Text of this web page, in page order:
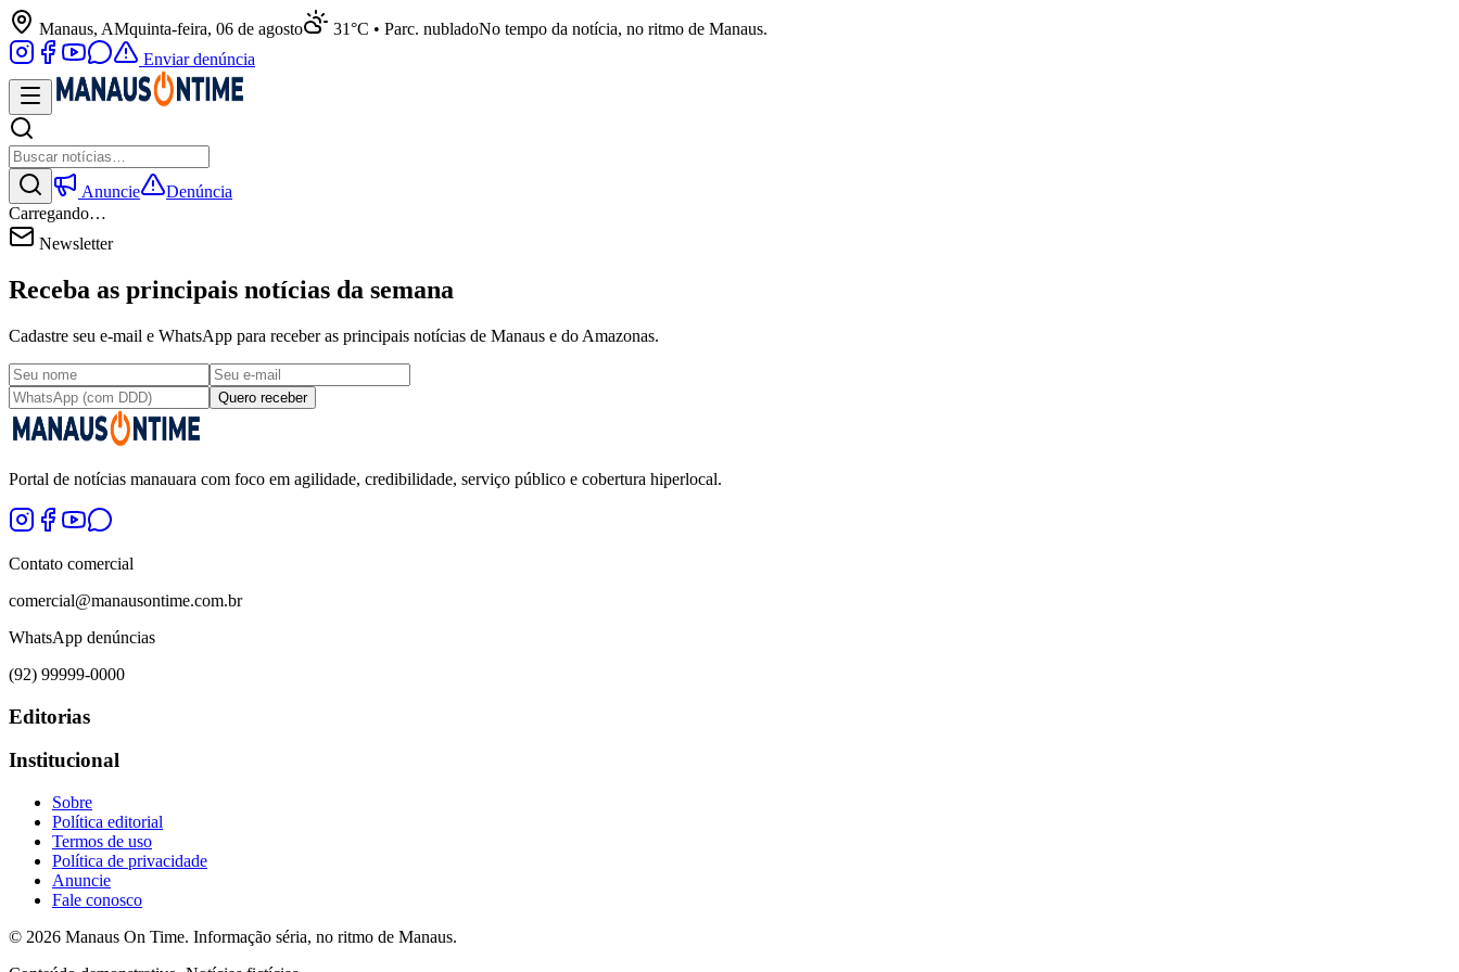
Manaus, AMquinta-feira, 06 de agosto 31°C • Parc. nubladoNo tempo da notícia, no ritmo de Manaus.
Enviar denúncia
Anuncie
Denúncia
Carregando…
Newsletter
Receba as principais notícias da semana
Cadastre seu e-mail e WhatsApp para receber as principais notícias de Manaus e do Amazonas.
Quero receber
Portal de notícias manauara com foco em agilidade, credibilidade, serviço público e cobertura hiperlocal.
Contato comercial
comercial@manausontime.com.br
WhatsApp denúncias
(92) 99999-0000
Editorias
Institucional
Sobre
Política editorial
Termos de uso
Política de privacidade
Anuncie
Fale conosco
© 2026 Manaus On Time. Informação séria, no ritmo de Manaus.